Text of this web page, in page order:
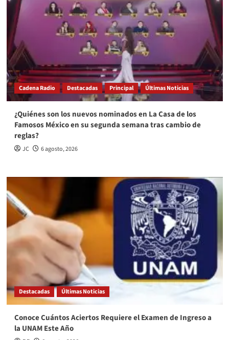
Cadena Radio Destacadas Principal Últimas Noticias
¿Quiénes son los nuevos nominados en La Casa de los
Famosos México en su segunda semana tras cambio de
reglas?
JC 6 agosto, 2026
Destacadas Últimas Noticias
Conoce Cuántos Aciertos Requiere el Examen de Ingreso a
la UNAM Este Año